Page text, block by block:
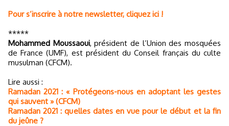
Pour s’inscrire à notre newsletter, cliquez ici !
*****
Mohammed Moussaoui, président de l’Union des mosquées
de France (UMF), est président du Conseil français du culte
musulman (CFCM).
Lire aussi :
Ramadan 2021 : « Protégeons-nous en adoptant les gestes
qui sauvent » (CFCM)
Ramadan 2021 : quelles dates en vue pour le début et la fin
du jeûne ?